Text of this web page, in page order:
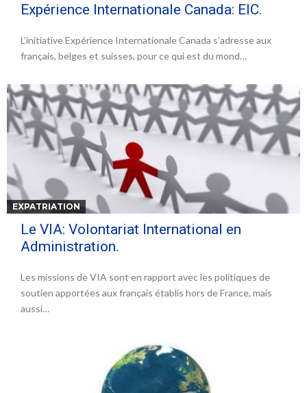
Expérience Internationale Canada: EIC.
L’initiative Expérience Internationale Canada s’adresse aux
français, belges et suisses, pour ce qui est du mond…
EXPATRIATION
Le VIA: Volontariat International en
Administration.
Les missions de VIA sont en rapport avec les politiques de
soutien apportées aux français établis hors de France, mais
aussi…